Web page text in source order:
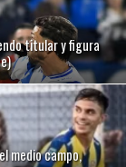
titular y figura
medio campo,